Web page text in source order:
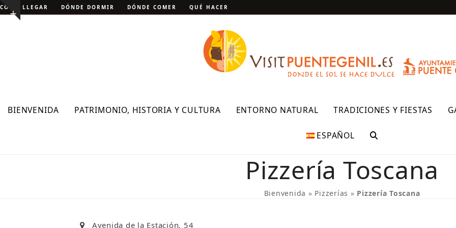
Skip
to Show
CÓMO LLEGAR DÓNDE DORMIR DÓNDE COMER QUÉ HACER
BIENVENIDA PATRIMONIO, HISTORIA Y CULTURA ENTORNO NATURAL TRADICIONES Y FIESTAS
ESPAÑOL
Pizzería Toscana
Bienvenida » Pizzerías » Pizzería Toscana
Avenida de la Estación, 54